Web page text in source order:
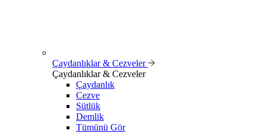
Çaydanlıklar & Cezveler
Çaydanlıklar & Cezveler
Çaydanlık
Cezve
Sütlük
Demlik
Tümünü Gör